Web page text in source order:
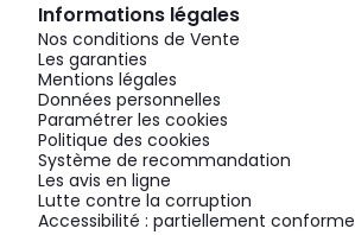
Informations légales
Nos conditions de Vente
Les garanties
Mentions légales
Données personnelles
Paramétrer les cookies
Politique des cookies
Système de recommandation
Les avis en ligne
Lutte contre la corruption
Accessibilité : partiellement conforme